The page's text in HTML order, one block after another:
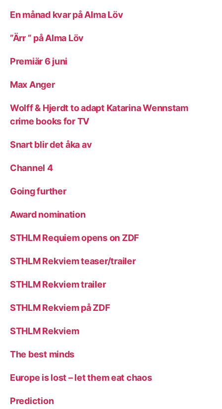
En månad kvar på Alma Löv
”Ärr ” på Alma Löv
Premiär 6 juni
Max Anger
Wolff & Hjerdt to adapt Katarina Wennstam
crime books for TV
Snart blir det åka av
Channel 4
Going further
Award nomination
STHLM Requiem opens on ZDF
STHLM Rekviem teaser/trailer
STHLM Rekviem trailer
STHLM Rekviem på ZDF
STHLM Rekviem
The best minds
Europe is lost – let them eat chaos
Prediction